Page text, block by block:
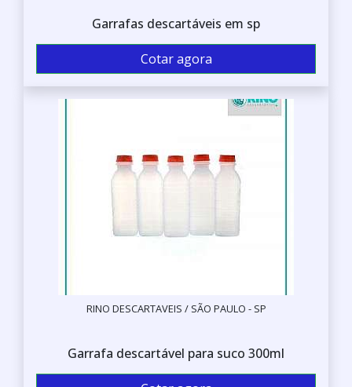
Garrafas descartáveis em sp
Cotar agora
RINO DESCARTAVEIS / SÃO PAULO - SP
Garrafa descartável para suco 300ml